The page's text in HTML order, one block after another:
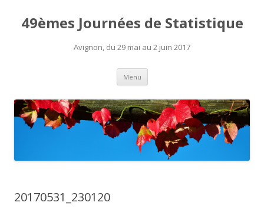
49èmes Journées de Statistique
Avignon, du 29 mai au 2 juin 2017
Menu Aller
contenu
20170531_230120